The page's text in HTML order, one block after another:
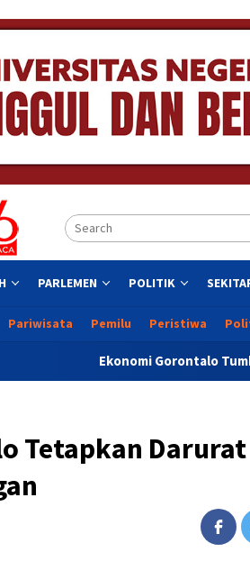
PARLEMEN POLITIK
Pariwisata Pemilu Peristiwa
Gorontalo Tumbuh 6,20
Tetapkan Darurat